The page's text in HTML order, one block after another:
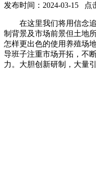
发布时间：2024-03-15 点
在这里我们将用信念追
制背景及市场前景但土地
怎样更出色的使用养殖场
导班子注重市场开拓，不
力。大胆创新研制，大量